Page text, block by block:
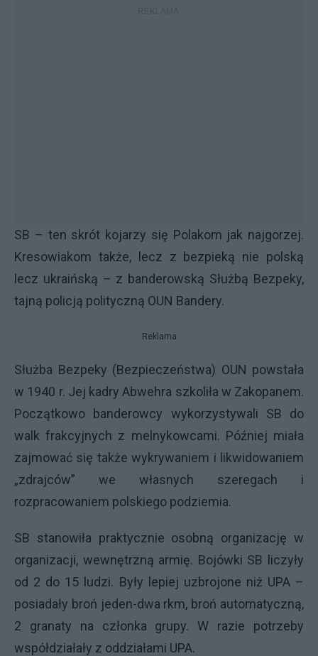
SB – ten skrót kojarzy się Polakom jak najgorzej.
Kresowiakom także, lecz z bezpieką nie polską
lecz ukraińską – z banderowską Służbą Bezpeky,
tajną policją polityczną OUN Bandery.
Reklama
Służba Bezpeky (Bezpieczeństwa) OUN powstała
w 1940 r. Jej kadry Abwehra szkoliła w Zakopanem.
Początkowo banderowcy wykorzystywali SB do
walk frakcyjnych z melnykowcami. Później miała
zajmować się także wykrywaniem i likwidowaniem
„zdrajców” we własnych szeregach i
rozpracowaniem polskiego podziemia.
SB stanowiła praktycznie osobną organizację w
organizacji, wewnętrzną armię. Bojówki SB liczyły
od 2 do 15 ludzi. Były lepiej uzbrojone niż UPA–
posiadały broń jeden-dwa rkm, broń automatyczną,
2 granaty na członka grupy. W razie potrzeby
współdziałały z oddziałami UPA.